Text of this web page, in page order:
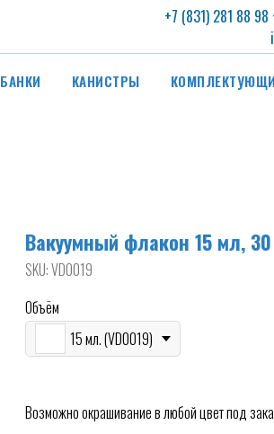
+7 (831) 281 88 98
БАНКИ КАНИСТРЫ
Вакуумный флакон 15 мл,
SKU:VD0019
Объём
15 мл. (VD0019)
Возможно окрашивание в любой цвет под